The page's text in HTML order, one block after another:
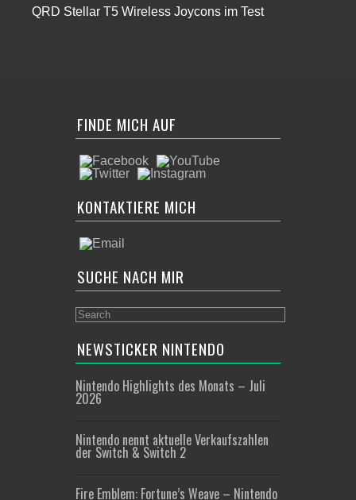
QRD Stellar T5 Wireless Joycons im Test
FINDE MICH AUF
KONTAKTIERE MICH
SUCHE NACH MIR
NEWSTICKER NINTENDO
Nintendo Highlights des Monats – Juli
2026
Nintendo nennt aktuelle Verkaufszahlen
der Switch & Switch 2
Fire Emblem: Fortune’s Weave – Nintendo